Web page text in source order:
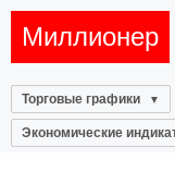
Миллионер
Торговые графики
Экономические